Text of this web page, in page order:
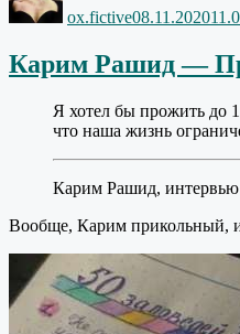
ox.fictive08.11.2020
Карим Рашид —
Я хотел бы прожить до
что наша жизнь
Карим Рашид, интервью
Вообще, Карим прикольный,